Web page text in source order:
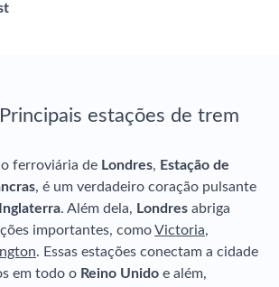
estações de trem
ferroviária de Londres, Estação de
, é um verdadeiro coração pulsante
Inglaterra. Além dela, Londres abriga
importantes, comoVictoria,
. Essas estações conectam a cidade
em todo o Reino Unido e além,